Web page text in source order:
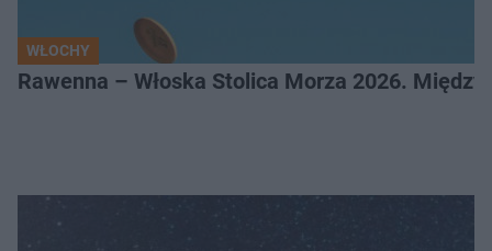
WŁOCHY
Rawenna – Włoska Stolica Morza 2026.